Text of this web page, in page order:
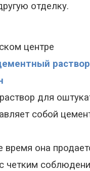
отделку.
центре
для
собой
время она
четким